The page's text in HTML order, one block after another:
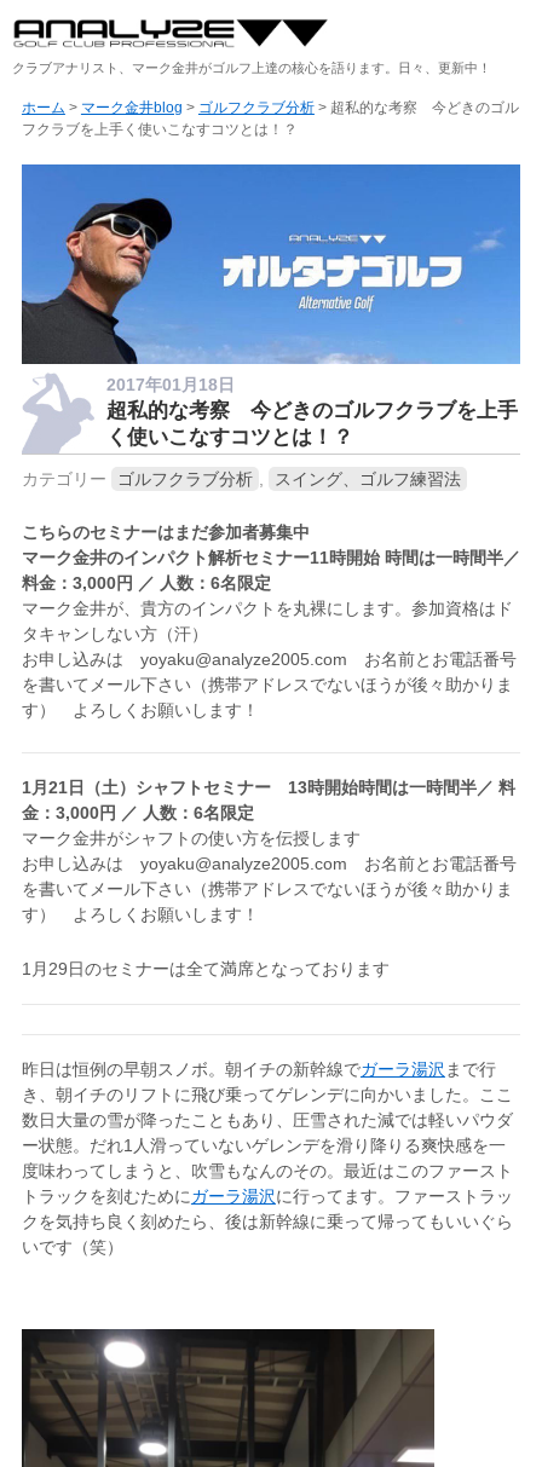
クラブアナリスト、マーク金井がゴルフ上達の核心を語ります。日々、更新中！
ホーム > マーク金井blog > ゴルフクラブ分析> 超私的な考察 今どきのゴル
フクラブを上手く使いこなすコツとは！？
2017年01月18日
超私的な考察 今どきのゴルフクラブを上手
く使いこなすコツとは！？
カテゴリー ゴルフクラブ分析 スイング、ゴルフ練習法
こちらのセミナーはまだ参加者募集中
マーク金井のインパクト解析セミナー11時開始時間は一時間半／
料金：3,000円 ／ 人数：6名限定
マーク金井が、貴方のインパクトを丸裸にします。参加資格はド
タキャンしない方（汗）
お申し込みは yoyaku@analyze2005.com お名前とお電話番号
を書いてメール下さい（携帯アドレスでないほうが後々助かりま
す） よろしくお願いします！
1月21日（土） シャフトセミナー 13時開始時間は一時間半／ 料
金：3,000円 ／ 人数：6名限定
マーク金井がシャフトの使い方を伝授します
お申し込みは yoyaku@analyze2005.com お名前とお電話番号
を書いてメール下さい（携帯アドレスでないほうが後々助かりま
す） よろしくお願いします！
1月29日のセミナーは全て満席となっております
昨日は恒例の早朝スノボ。朝イチの新幹線でガーラ湯沢 まで行
き、朝イチのリフトに飛び乗ってゲレンデに向かいました。ここ
数日大量の雪が降ったこともあり、圧雪された減では軽いパウダ
ー状態。だれ1人滑っていないゲレンデを滑り降りる爽快感を一
度味わってしまうと、吹雪もなんのその。最近はこのファースト
トラックを刻むためにガーラ湯沢に行ってます。ファーストラッ
クを気持ち良く刻めたら、後は新幹線に乗って帰ってもいいぐら
いです（笑）